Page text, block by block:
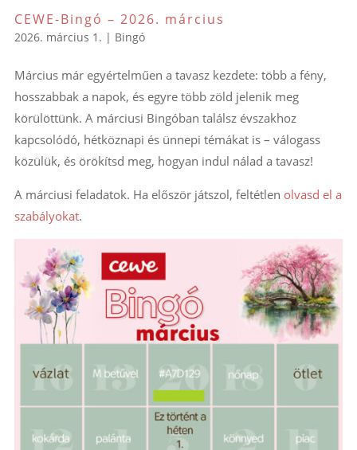
CEWE-Bingó – 2026. március
2026. március 1. | Bingó
Március már egyértelműen a tavasz kezdete: több a fény,
hosszabbak a napok, és egyre több zöld jelenik meg
körülöttünk. A márciusi Bingóban találsz évszakhoz
kapcsolódó, hétköznapi és ünnepi témákat is – válogass
közülük, és örökítsd meg, hogyan indul nálad a tavasz!
A márciusi feladatok. Ha először játszol, feltétlen olvasd el a
szabályokat.